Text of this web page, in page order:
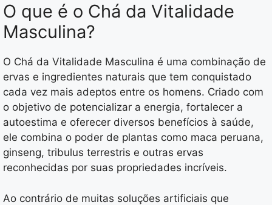
O que é o Chá da Vitalidade
Masculina?
O Chá da Vitalidade Masculina é uma combinação de
ervas e ingredientes naturais que tem conquistado
cada vez mais adeptos entre os homens. Criado com
o objetivo de potencializar a energia, fortalecer a
autoestima e oferecer diversos benefícios à saúde,
ele combina o poder de plantas como maca peruana,
ginseng, tribulus terrestris e outras ervas
reconhecidas por suas propriedades incríveis.
Ao contrário de muitas soluções artificiais que